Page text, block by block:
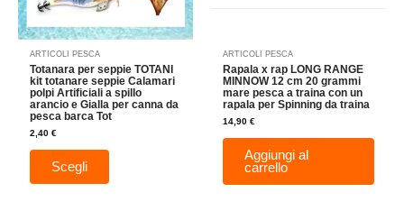
ARTICOLI PESCA
Totanara per seppie TOTANI
kit totanare seppie Calamari
polpi Artificiali a spillo
arancio e Gialla per canna da
pesca barca Tot
2,40€
Scegli
essere
scelte
del
prodotto
ARTICOLI PESCA
Rapala x rap LONG RANGE
MINNOW 12 cm 20 grammi
mare pesca a traina con un
rapala per Spinning da traina
14,90€
Aggiungi al
carrello